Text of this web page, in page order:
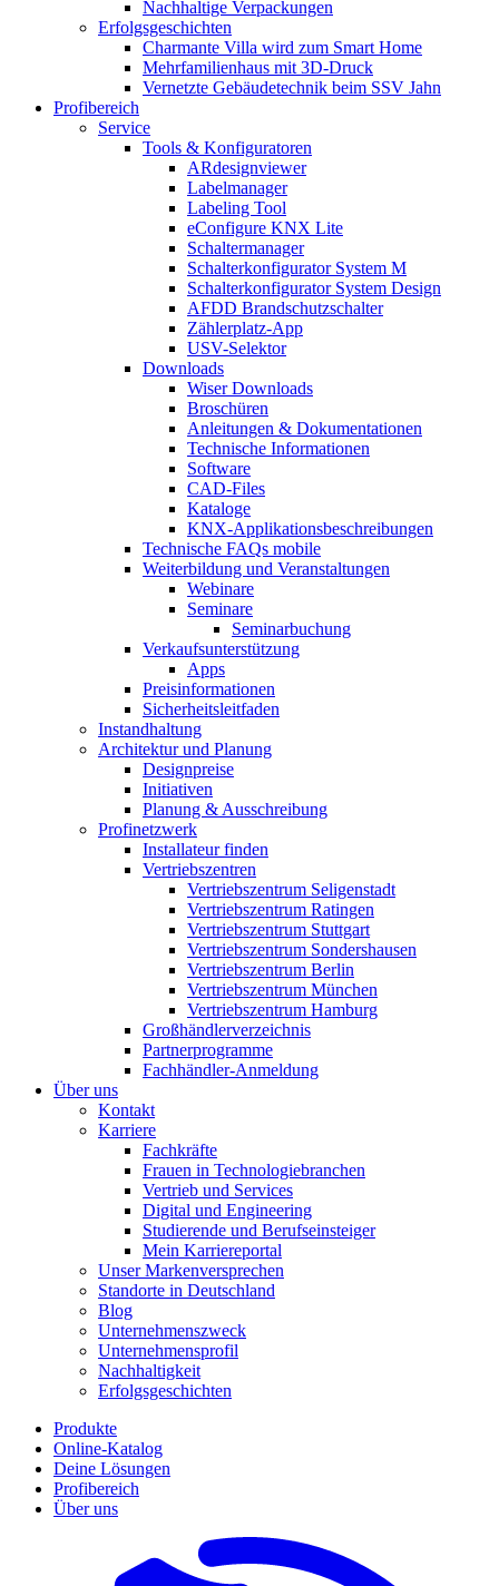
Nachhaltige Verpackungen
Erfolgsgeschichten
Charmante Villa wird zum Smart Home
Mehrfamilienhaus mit 3D-Druck
Vernetzte Gebäudetechnik beim SSV Jahn
Profibereich
Service
Tools & Konfiguratoren
ARdesignviewer
Labelmanager
Labeling Tool
eConfigure KNX Lite
Schaltermanager
Schalterkonfigurator System M
Schalterkonfigurator System Design
AFDD Brandschutzschalter
Zählerplatz-App
USV-Selektor
Downloads
Wiser Downloads
Broschüren
Anleitungen & Dokumentationen
Technische Informationen
Software
CAD-Files
Kataloge
KNX-Applikationsbeschreibungen
Technische FAQs mobile
Weiterbildung und Veranstaltungen
Webinare
Seminare
Seminarbuchung
Verkaufsunterstützung
Apps
Preisinformationen
Sicherheitsleitfaden
Instandhaltung
Architektur und Planung
Designpreise
Initiativen
Planung & Ausschreibung
Profinetzwerk
Installateur finden
Vertriebszentren
Vertriebszentrum Seligenstadt
Vertriebszentrum Ratingen
Vertriebszentrum Stuttgart
Vertriebszentrum Sondershausen
Vertriebszentrum Berlin
Vertriebszentrum München
Vertriebszentrum Hamburg
Großhändlerverzeichnis
Partnerprogramme
Fachhändler-Anmeldung
Über uns
Kontakt
Karriere
Fachkräfte
Frauen in Technologiebranchen
Vertrieb und Services
Digital und Engineering
Studierende und Berufseinsteiger
Mein Karriereportal
Unser Markenversprechen
Standorte in Deutschland
Blog
Unternehmenszweck
Unternehmensprofil
Nachhaltigkeit
Erfolgsgeschichten
Produkte
Online-Katalog
Deine Lösungen
Profibereich
Über uns